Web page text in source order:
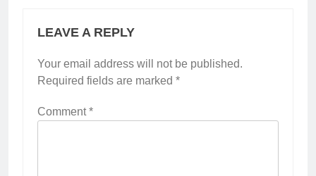
LEAVE A REPLY
Your email address will not be published.
Required fields are marked *
Comment*